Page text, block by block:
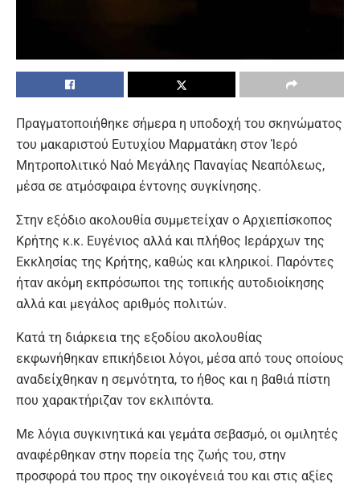
Πραγματοποιήθηκε σήμερα η υποδοχή του σκηνώματος
του μακαριστού Ευτυχίου Μαρματάκη στον Ἱερό
Μητροπολιτικό Ναό Μεγάλης Παναγίας Νεαπόλεως,
μέσα σε ατμόσφαιρα έντονης συγκίνησης.
Στην εξόδιο ακολουθία συμμετείχαν ο Αρχιεπίσκοπος
Κρήτης κ.κ. Ευγένιος αλλά και πλήθος Ιεράρχων της
Εκκλησίας της Κρήτης, καθώς και κληρικοί. Παρόντες
ήταν ακόμη εκπρόσωποι της τοπικής αυτοδιοίκησης
αλλά και μεγάλος αριθμός πολιτών.
Κατά τη διάρκεια της εξοδίου ακολουθίας
εκφωνήθηκαν επικήδειοι λόγοι, μέσα από τους οποίους
αναδείχθηκαν η σεμνότητα, το ήθος και η βαθιά πίστη
που χαρακτήριζαν τον εκλιπόντα.
Με λόγια συγκινητικά και γεμάτα σεβασμό, οι ομιλητές
αναφέρθηκαν στην πορεία της ζωής του, στην
προσφορά του προς την οικογένειά του και στις αξίες